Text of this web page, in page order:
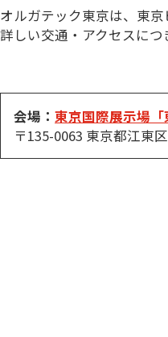
オルガテック東京は、東京
詳しい交通・アクセスにつ
会場： 東京国際展示場「
〒135-0063 東京都江東